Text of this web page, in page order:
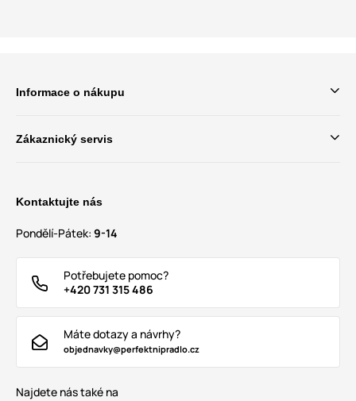
Informace o nákupu
Zákaznický servis
Kontaktujte nás
Pondělí-Pátek: 9-14
Potřebujete pomoc?
+420 731 315 486
Máte dotazy a návrhy?
objednavky@perfektnipradlo.cz
Najdete nás také na